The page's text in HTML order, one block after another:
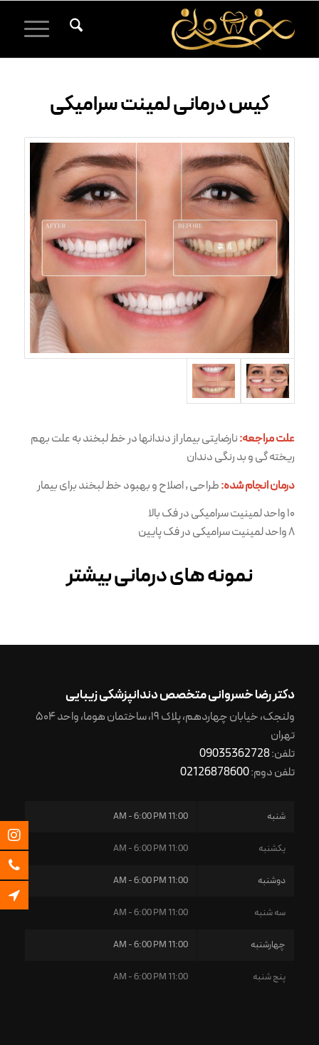
کیس درمانی لمینت سرامیکی
علت مراجعه:نارضایتی بیمار از دندانها در خط لبخند به علت بهم
ریخته گی و بد رنگی دندان
درمان انجام شده:طراحی , اصلاح و بهبود خط لبخند برای بیمار
۱۰ واحد لمینیت سرامیکی در فک بالا
۸ واحد لمینیت سرامیکی در فک پایین
نمونه های درمانی بیشتر
دکتر رضا خسروانی متخصص دندانپزشکی زیبایی
ولنجک، خیابان چهاردهم، پلاک ۱۹، ساختمان هوما، واحد ۵۰۴
تهران
تلفن:09035362728
تلفن دوم:02126878600
شنبه 11:00 AM - 6:00 PM
یکشنبه 11:00 AM - 6:00 PM
دوشنبه 11:00 AM - 6:00 PM
سه شنبه 11:00 AM - 6:00 PM
چهارشنبه 11:00 AM - 6:00 PM
پنج شنبه 11:00 AM - 6:00 PM